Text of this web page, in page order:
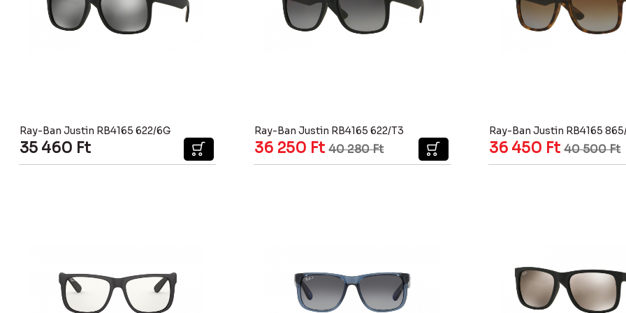
Ray-Ban Justin RB4165 622/6G
35 460 Ft
Ray-Ban Justin RB4165 622/T3
36 250 Ft 40 280Ft
Ray-Ban Justin RB4165
36 450 Ft 40 500Ft